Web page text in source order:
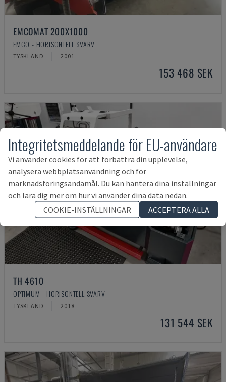
EMCOMAT 200X1000
EMCO - HORISONTELL SVARV
TYSKLAND 2001
153 468 SEK
TH 4610
OPTIMUM - HORISONTELL SVARV
TYSKLAND 2018
131 544 SEK
Integritetsmeddelande för EU-användare
Vi använder cookies för att förbättra din upplevelse,
analysera webbplatsanvändning och för
marknadsföringsändamål. Du kan hantera dina inställningar
och lära dig mer om hur vi använder dina data nedan.
COOKIE-INSTÄLLNINGAR
ACCEPTERA ALLA